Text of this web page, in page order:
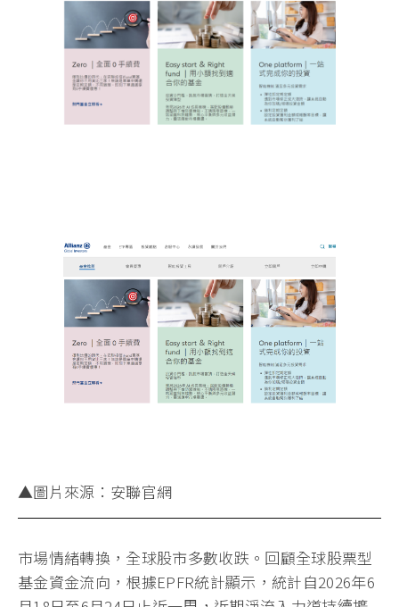
▲圖片來源：安聯官網
市場情緒轉換，全球股市多數收跌。回顧全球股票型
基金資金流向，根據EPFR統計顯示，統計自2026年6